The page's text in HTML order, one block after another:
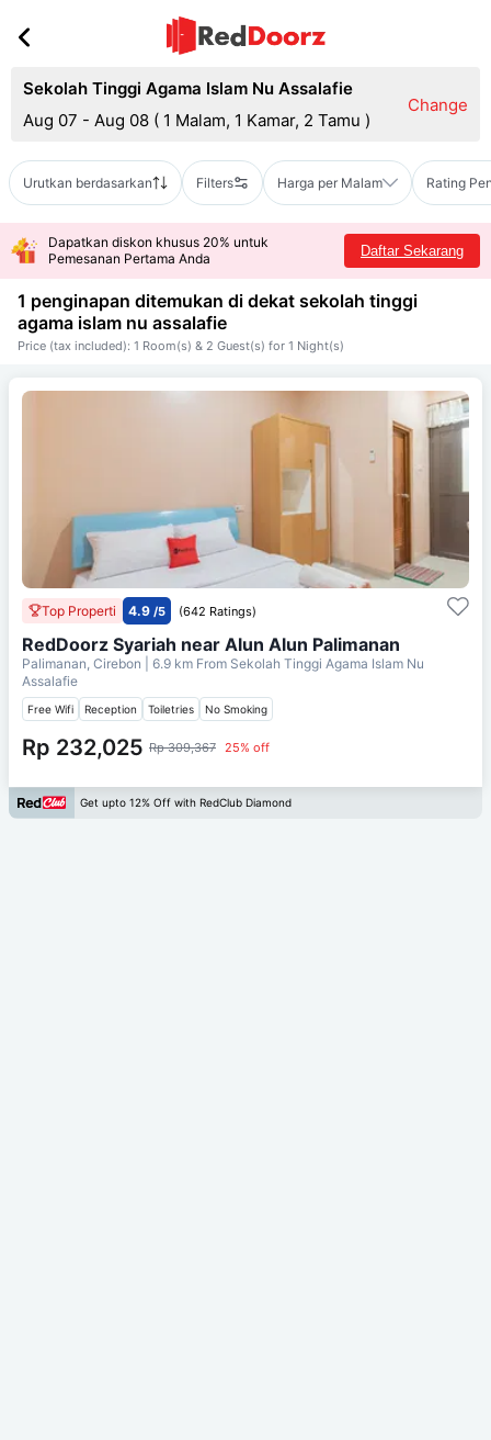
Sekolah Tinggi Agama Islam Nu Assalafie
Aug 07 - Aug 08 ( 1 Malam, 1 Kamar, 2 Tamu )
Change
Urutkan berdasarkan Filters Harga per Malam Rating
Dapatkan diskon khusus 20% untuk
Pemesanan Pertama Anda
Daftar Sekarang
1 penginapan ditemukan di dekat sekolah tinggi
agama islam nu assalafie
Price (tax included): 1 Room(s) & 2 Guest(s) for 1 Night(s)
Top Properti 4.9 /5 (642 Ratings)
RedDoorz Syariah near Alun Alun Palimanan
Palimanan, Cirebon | 6.9 km From Sekolah Tinggi Agama Islam Nu
Assalafie
Free Wifi Reception Toiletries No Smoking
Rp 232,025 Rp 309,367 25% off
Get upto 12% Off with RedClub Diamond